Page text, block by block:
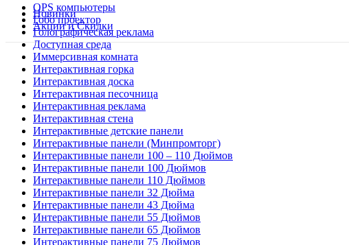
OPS компьютеры
Гобо проектор
Голографическая реклама
Доступная среда
Иммерсивная комната
Интерактивная горка
Интерактивная доска
Интерактивная песочница
Интерактивная реклама
Интерактивная стена
Интерактивные детские панели
Интерактивные панели (Минпромторг)
Интерактивные панели 100 – 110 Дюймов
Интерактивные панели 100 Дюймов
Интерактивные панели 110 Дюймов
Интерактивные панели 32 Дюйма
Интерактивные панели 43 Дюйма
Интерактивные панели 55 Дюймов
Интерактивные панели 65 Дюймов
Интерактивные панели 75 Дюймов
Новинки
Акции и Скидки